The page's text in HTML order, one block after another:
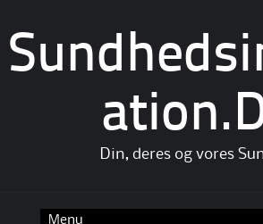
Din, deres og vores